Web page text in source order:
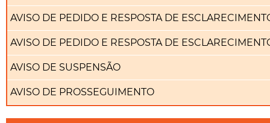
AVISO DE PEDIDO E RESPOSTA DE
AVISO DE PEDIDO E RESPOSTA DE
AVISO DE SUSPENSÃO
AVISO DE PROSSEGUIMENTO